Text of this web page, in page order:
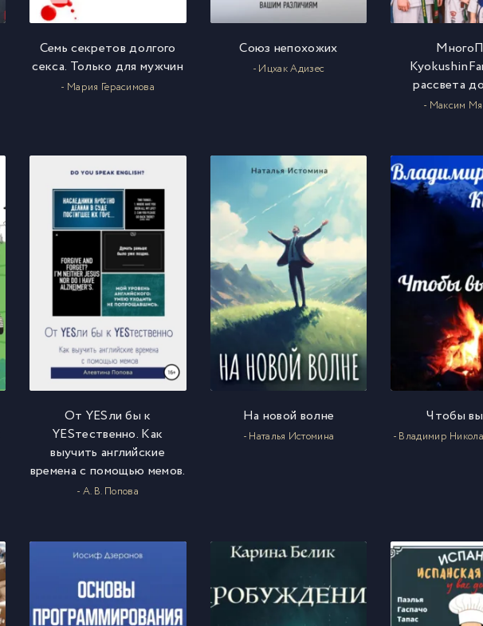
Семь секретов долгого
секса. Только для мужчин
- Мария Герасимова
Союз непохожих
- Ицхак Адизес
рассвета
- Максим
От YESли бы к
YESтественно. Как
выучить английские
времена c помощью мемов.
- А. В. Попова
На новой волне
- Наталья Истомина
Чтобы
- Владимир